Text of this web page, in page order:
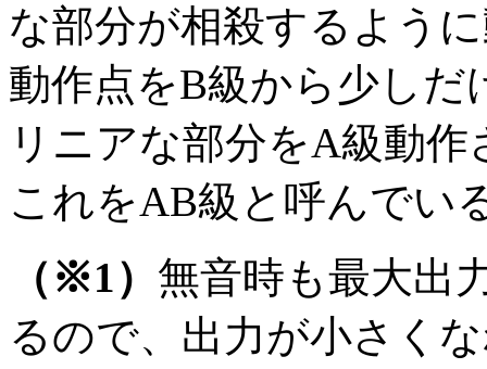
な部分が相殺するよう
動作点をB級から少し
リニアな部分をA級動
これをAB級と呼んでい
（※1） 無音時も最大出
るので、出力が小さく